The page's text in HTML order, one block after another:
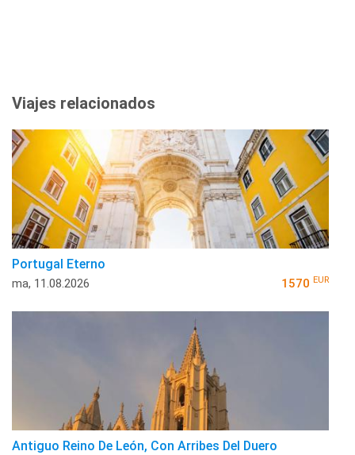
Viajes relacionados
Portugal Eterno
ma, 11.08.2026 1570 EUR
Antiguo Reino De León, Con Arribes Del Duero